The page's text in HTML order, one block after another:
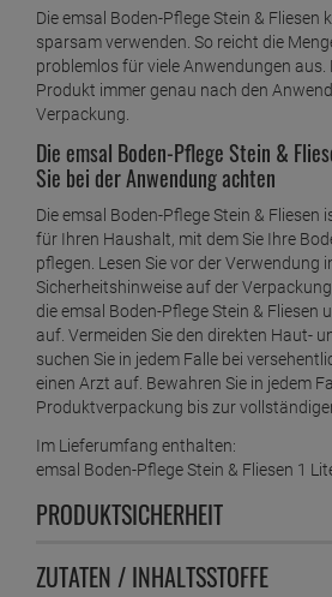
Die emsal Boden-Pflege Stein & Fliesen
sparsam verwenden. So reicht die
problemlos für viele Anwendungen aus.
Produkt immer genau nach den
Verpackung.
Die emsal Boden-Pflege Stein &
Sie bei der Anwendung achten
Die emsal Boden-Pflege Stein & Fliesen
für Ihren Haushalt, mit dem Sie Ihre
pflegen. Lesen Sie vor der Verwendung
Sicherheitshinweise auf der
die emsal Boden-Pflege Stein & Fliesen
auf. Vermeiden Sie den direkten Haut-
suchen Sie in jedem Falle bei
einen Arzt auf. Bewahren Sie in jedem
Produktverpackung bis zur
Im Lieferumfang enthalten:
emsal Boden-Pflege Stein & Fliesen 1
PRODUKTSICHERHEIT
ZUTATEN / INHALTSSTOFFE